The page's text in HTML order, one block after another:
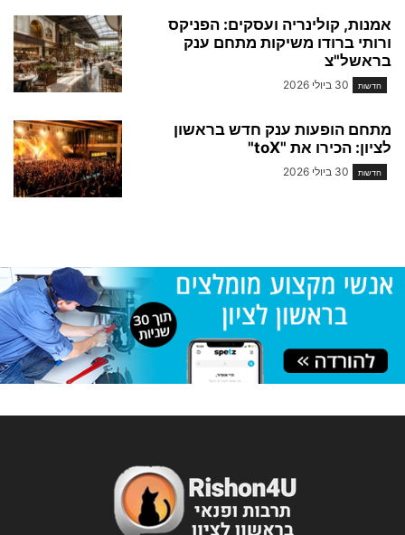
אמנות, קולינריה ועסקים: הפניקס
ורותי ברודו משיקות מתחם ענק
בראשל"צ
חדשות 30 ביולי 2026
מתחם הופעות ענק חדש בראשון
לציון: הכירו את "toX"
חדשות 30 ביולי 2026